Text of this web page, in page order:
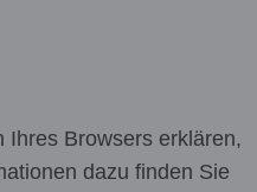
Ihres Browsers erklären,
dazu finden Sie